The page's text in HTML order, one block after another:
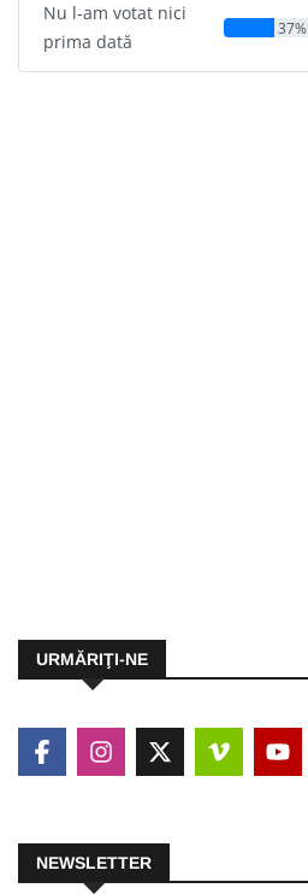
Nu l-am votat nici
prima dată
37%
URMĂRIŢI-NE
NEWSLETTER